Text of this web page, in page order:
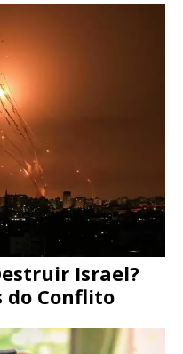
Israel?
do Conflito